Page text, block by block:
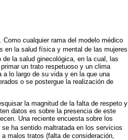
cualquier rama del modelo médico
en la salud física y mental de las mujeres
la salud ginecológica, en la cual, las
un trato respetuoso y un clima
a lo largo de su vida y en la que una
o se postergue la realización de
la magnitud de la falta de respeto y
datos es sobre la presencia de este
Una reciente encuesta sobre los
ha sentido maltratada en los servicios
malos tratos (falta de consideración,